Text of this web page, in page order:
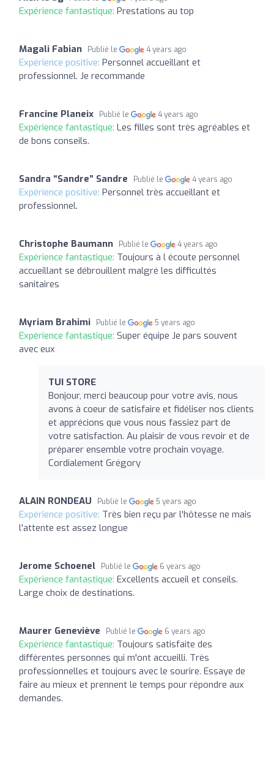
Expérience fantastique: Prestations au top
Magali Fabian Publié le 4 years ago
Expérience positive: Personnel accueillant et
professionnel. Je recommande
Francine Planeix Publié le 4 years ago
Expérience fantastique: Les filles sont très agréables et
de bons conseils.
Sandra “Sandre” Sandre Publié le 4 years ago
Expérience positive: Personnel très accueillant et
professionnel.
Christophe Baumann Publié le 4 years ago
Expérience fantastique: Toujours à l écoute personnel
accueillant se débrouillent malgré les difficultés
sanitaires
Myriam Brahimi Publié le 5 years ago
Expérience fantastique: Super équipe Je pars souvent
avec eux
TUI STORE
Bonjour, merci beaucoup pour votre avis, nous
avons à coeur de satisfaire et fidéliser nos clients
et apprécions que vous nous fassiez part de
votre satisfaction. Au plaisir de vous revoir et de
préparer ensemble votre prochain voyage.
Cordialement Grégory
ALAIN RONDEAU Publié le 5 years ago
Expérience positive: Très bien reçu par l'hôtesse ne mais
l'attente est assez longue
Jerome Schoenel Publié le 6 years ago
Expérience fantastique: Excellents accueil et conseils.
Large choix de destinations.
Maurer Geneviève Publié le 6 years ago
Expérience fantastique: Toujours satisfaite des
différentes personnes qui m'ont accueilli. Très
professionnelles et toujours avec le sourire. Essaye de
faire au mieux et prennent le temps pour répondre aux
demandes.